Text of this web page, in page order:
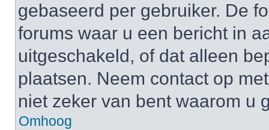
gebaseerd per gebruiker. De
forums waar u een bericht in
uitgeschakeld, of dat alleen
plaatsen. Neem contact op
niet zeker van bent waarom u
Omhoog